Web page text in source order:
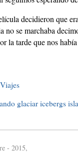
decidieron que
se marchaba
la tarde que nos
Viajes
glaciar icebergs
- 2015,